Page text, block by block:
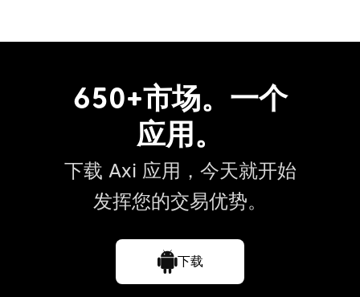
650+市场。一个
应用。
下载 Axi 应用，今天就开始
发挥您的交易优势。
下载